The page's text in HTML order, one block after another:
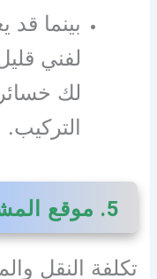
بينما
لفني
لك
التركيب.
5. موقع المشروع
تكلفة النقل